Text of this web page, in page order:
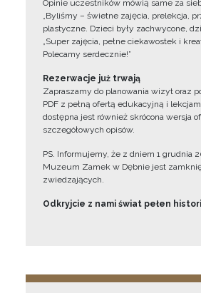
Opinie uczestników mówią same za
„Byliśmy – świetne zajęcia, prelekcja,
plastyczne. Dzieci były zachwycone,
„Super zajęcia, pełne ciekawostek i
Polecamy serdecznie!”
Rezerwacje już trwają
Zapraszamy do planowania wizyt oraz
PDF z pełną ofertą edukacyjną i
dostępna jest również skrócona wersja
szczegółowych opisów.
PS. Informujemy, że z dniem 1 grudnia
Muzeum Zamek w Dębnie jest
zwiedzających.
Odkryjcie z nami świat pełen